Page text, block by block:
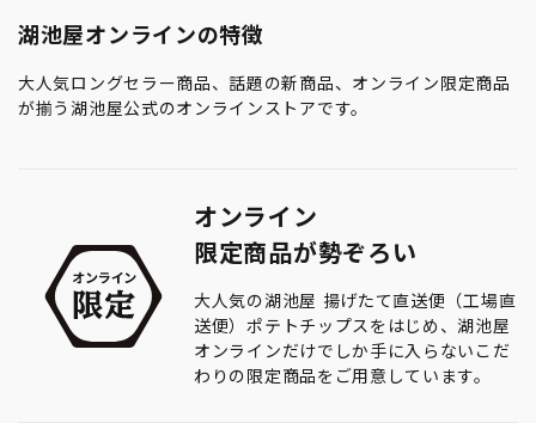
湖池屋オンラインの特徴
大人気ロングセラー商品、話題の新商品、オンライン限定商品
が揃う湖池屋公式のオンラインストアです。
オンライン
限定商品が勢ぞろい
大人気の湖池屋 揚げたて直送便（工場直
送便）ポテトチップスをはじめ、湖池屋
オンラインだけでしか手に入らないこだ
わりの限定商品をご用意しています。